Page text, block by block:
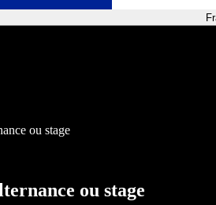
ou stage
ou stage